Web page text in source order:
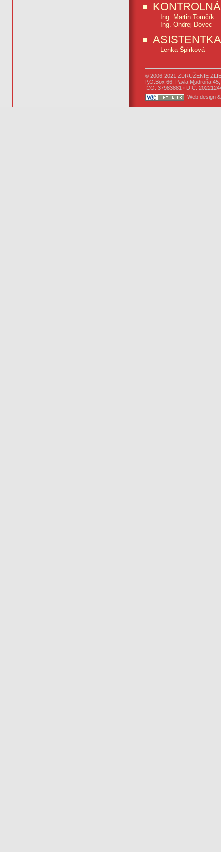
Ing. Martin Tomčík
Ing. Ondrej Dovec
ASISTENTKA
Lenka Špirková
© 2006-2021 ZDRUŽENIE
P.O.Box 66, Pavla Mudroňa
IČO: 37983881 • DIČ:
Web design